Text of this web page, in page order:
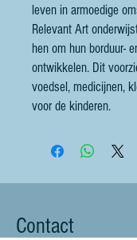
leven in armoedige
Relevant Art
hen om hun borduur-
ontwikkelen. Dit
voedsel, medicijnen,
voor de kinderen.
Contact